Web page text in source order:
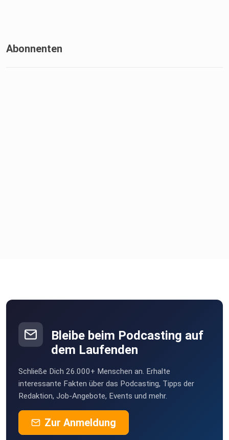
Abonnenten
Bleibe beim Podcasting auf
dem Laufenden
Schließe Dich 26.000+ Menschen an. Erhalte
interessante Fakten über das Podcasting, Tipps der
Redaktion, Job-Angebote, Events und mehr.
Zur Anmeldung